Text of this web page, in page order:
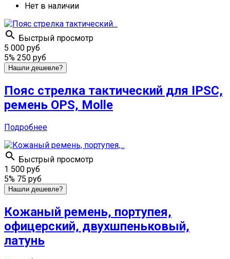
Нет в наличии
 Быстрый просмотр
5 000 руб
5% 250 руб
Нашли дешевле?
Пояс стрелка тактический для IPSC,
ремень OPS, Molle
Подробнее
 Быстрый просмотр
1 500 руб
5% 75 руб
Нашли дешевле?
Кожаный ремень, портупея,
офицерский, двухшпеньковый,
латунь